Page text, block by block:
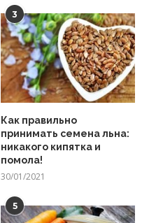
3
Как правильно
принимать семена льна:
никакого кипятка и
помола!
30/01/2021
5